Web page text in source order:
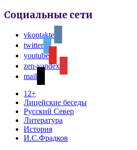
Социальные сети
vkontakte
twitter
youtube
zen-yandex
mail
12+
Лицейские беседы
Русский Север
Литература
История
И.С.Фрадков